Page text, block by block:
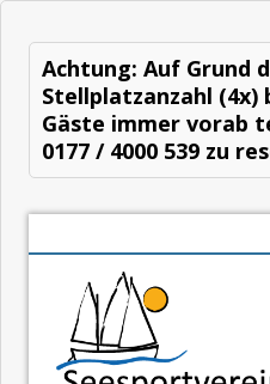
Achtung: Auf Grund
Stellplatzanzahl
Gäste immer vorab
0177 / 4000 539 zu